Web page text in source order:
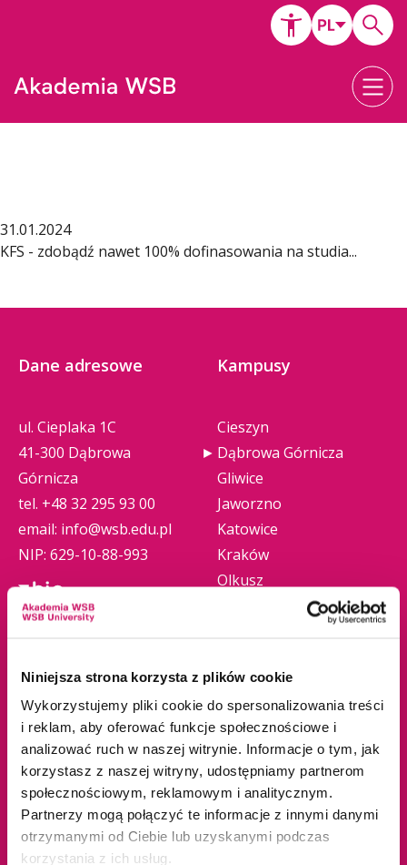
Niniejsza strona korzysta z plików cookie
Wykorzystujemy pliki cookie do spersonalizowania treści
i reklam, aby oferować funkcje społecznościowe i
analizować ruch w naszej witrynie. Informacje o tym, jak
korzystasz z naszej witryny, udostępniamy partnerom
społecznościowym, reklamowym i analitycznym.
Partnerzy mogą połączyć te informacje z innymi danymi
otrzymanymi od Ciebie lub uzyskanymi podczas
korzystania z ich usług.
31.01.2024
KFS - zdobądź nawet 100% dofinasowania na studia...
Dane adresowe
ul. Cieplaka 1C
41-300 Dąbrowa
Górnicza
tel. +48 32 295 93 00
email: info@wsb.edu.pl
NIP: 629-10-88-993
Kampusy
Cieszyn
Dąbrowa Górnicza
Gliwice
Jaworzno
Katowice
Kraków
Olkusz
Żywiec
Oferta edukacyjna
Studia I stopnia
Studia II stopnia
Jednolite magisterskie
Uczelnia
O nas
Władze